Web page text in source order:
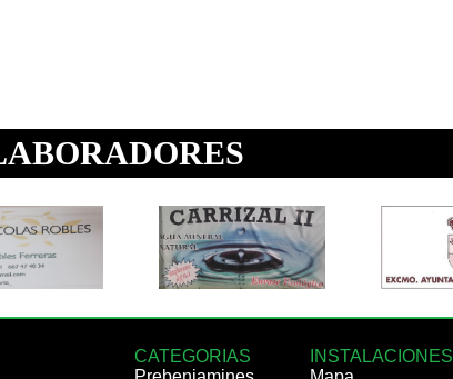
CATEGORIAS
INSTALACIONES